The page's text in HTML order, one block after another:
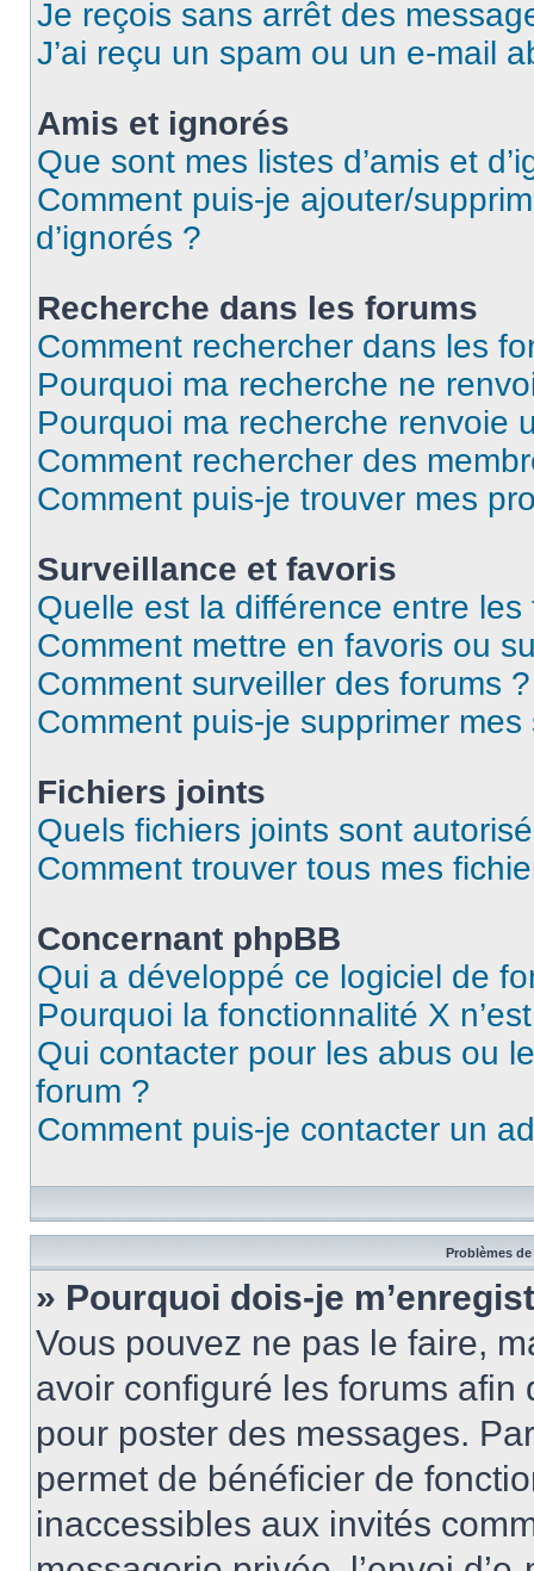
Je reçois sans arrêt des
J’ai reçu un spam ou un e-mail
Amis et ignorés
Que sont mes listes d’amis et
Comment puis-je ajouter/
d’ignorés ?
Recherche dans les forums
Comment rechercher dans les
Pourquoi ma recherche ne
Pourquoi ma recherche renvoie
Comment rechercher des
Comment puis-je trouver mes
Surveillance et favoris
Quelle est la différence entre
Comment mettre en favoris ou
Comment surveiller des forums ?
Comment puis-je supprimer
Fichiers joints
Quels fichiers joints sont
Comment trouver tous mes
Concernant phpBB
Qui a développé ce logiciel de
Pourquoi la fonctionnalité X
Qui contacter pour les abus ou
forum ?
Comment puis-je contacter un
Problèmes
» Pourquoi dois-je
Vous pouvez ne pas le faire,
avoir configuré les forums afin
pour poster des messages.
permet de bénéficier de
inaccessibles aux invités